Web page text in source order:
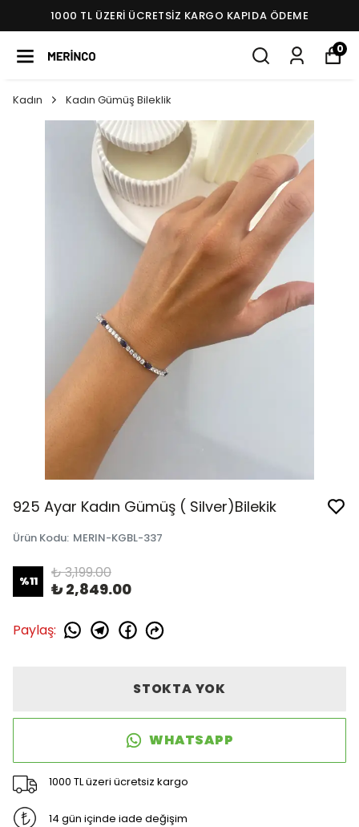
1000 TL ÜZERI ÜCRETSIZ KARGO KAPIDA ÖDEME
0
Kadın Kadın Gümüş Bileklik
925 Ayar Kadın Gümüş ( Silver)Bilekik
Ürün Kodu: MERIN-KGBL-337
%11 ₺ 3,199.00
₺ 2,849.00
Paylaş:
STOKTA YOK
WHATSAPP
1000 TL üzeri ücretsiz kargo
14 gün içinde iade değişim